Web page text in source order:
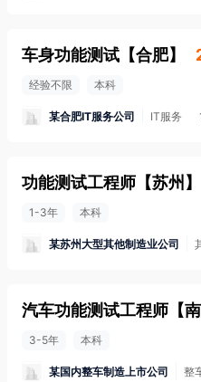
车身功能测试 【合肥】
经验不限 本科
某合肥IT服务公司 IT服务
功能测试工程师 【苏州 】
1-3年 本科
某苏州大型其他制造业公司
汽车功能测试工程师 【
3-5年 本科
某国内整车制造上市公司 整